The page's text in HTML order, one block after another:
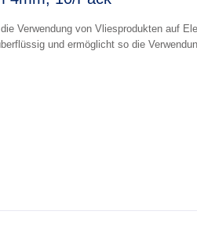
Verwendung von Vliesprodukten auf
und ermöglicht so die